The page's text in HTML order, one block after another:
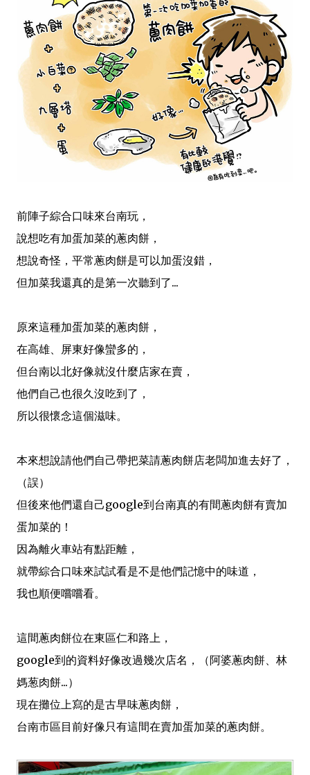
前陣子綜合口味來台南玩，
說想吃有加蛋加菜的蔥肉餅，
想說奇怪，平常蔥肉餅是可以加蛋沒錯，
但加菜我還真的是第一次聽到了...
原來這種加蛋加菜的蔥肉餅，
在高雄、屏東好像蠻多的，
但台南以北好像就沒什麼店家在賣，
他們自己也很久沒吃到了，
所以很懷念這個滋味。
本來想說請他們自己帶把菜請蔥肉餅店老闆加進去好了，
（誤）
但後來他們還自己google到台南真的有間蔥肉餅有賣加
蛋加菜的！
因為離火車站有點距離，
就帶綜合口味來試試看是不是他們記憶中的味道，
我也順便嚐嚐看。
這間蔥肉餅位在東區仁和路上，
google到的資料好像改過幾次店名，（阿婆蔥肉餅、林
媽葱肉餅...）
現在攤位上寫的是古早味蔥肉餅，
台南市區目前好像只有這間在賣加蛋加菜的蔥肉餅。